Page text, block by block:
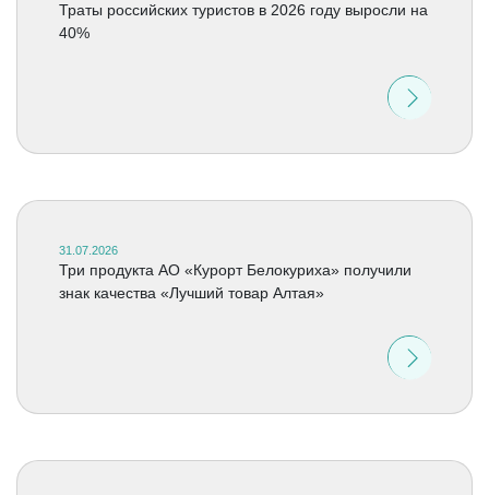
Траты российских туристов в 2026 году выросли на
40%
31.07.2026
Три продукта АО «Курорт Белокуриха» получили
знак качества «Лучший товар Алтая»